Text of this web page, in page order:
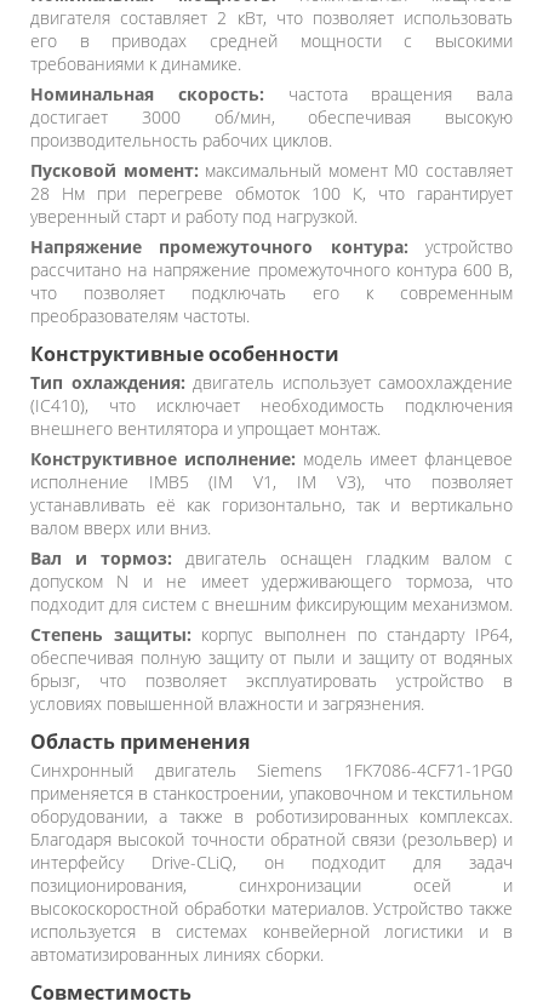
двигателя составляет 2 кВт, что позволяет использовать
его в приводах средней мощности с высокими
требованиями к динамике.
Номинальная скорость: частота вращения вала
достигает 3000 об/мин, обеспечивая высокую
производительность рабочих циклов.
Пусковой момент: максимальный момент M0 составляет
28 Нм при перегреве обмоток 100 К, что гарантирует
уверенный старт и работу под нагрузкой.
Напряжение промежуточного контура: устройство
рассчитано на напряжение промежуточного контура 600 В,
что позволяет подключать его к современным
преобразователям частоты.
Конструктивные особенности
Тип охлаждения: двигатель использует самоохлаждение
(IC410), что исключает необходимость подключения
внешнего вентилятора и упрощает монтаж.
Конструктивное исполнение: модель имеет фланцевое
исполнение IMB5 (IM V1, IM V3), что позволяет
устанавливать её как горизонтально, так и вертикально
валом вверх или вниз.
Вал и тормоз: двигатель оснащен гладким валом с
допуском N и не имеет удерживающего тормоза, что
подходит для систем с внешним фиксирующим механизмом.
Степень защиты: корпус выполнен по стандарту IP64,
обеспечивая полную защиту от пыли и защиту от водяных
брызг, что позволяет эксплуатировать устройство в
условиях повышенной влажности и загрязнения.
Область применения
Синхронный двигатель Siemens 1FK7086-4CF71-1PG0
применяется в станкостроении, упаковочном и текстильном
оборудовании, а также в роботизированных комплексах.
Благодаря высокой точности обратной связи (резольвер) и
интерфейсу Drive-CLiQ, он подходит для задач
позиционирования, синхронизации осей и
высокоскоростной обработки материалов. Устройство также
используется в системах конвейерной логистики и в
автоматизированных линиях сборки.
Совместимость